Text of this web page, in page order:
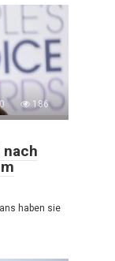
186
nach
haben sie